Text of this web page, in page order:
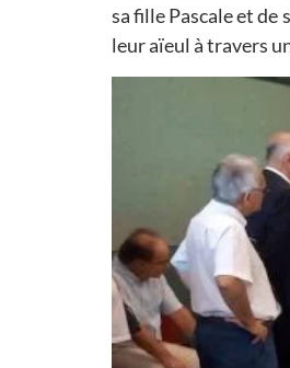
sa fille Pascale et de
leur aïeul à travers